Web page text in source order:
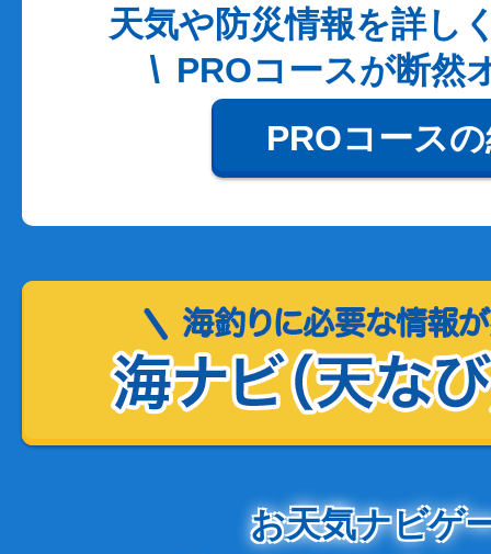
天気や防災情報を詳し
PROコースが断然
PROコース
お天気ナビゲ